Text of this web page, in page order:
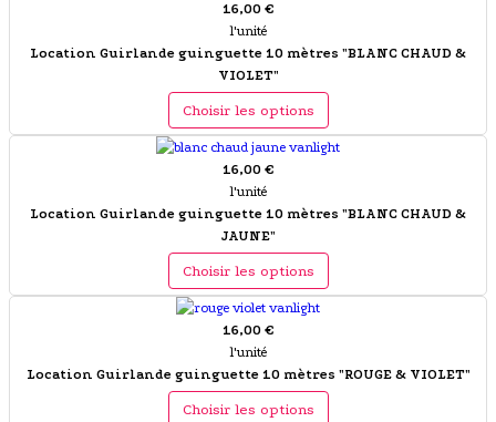
16,00 €
l'unité
Location Guirlande guinguette 10 mètres "BLANC CHAUD &
VIOLET"
Choisir les options
16,00 €
l'unité
Location Guirlande guinguette 10 mètres "BLANC CHAUD &
JAUNE"
Choisir les options
16,00 €
l'unité
Location Guirlande guinguette 10 mètres "ROUGE & VIOLET"
Choisir les options